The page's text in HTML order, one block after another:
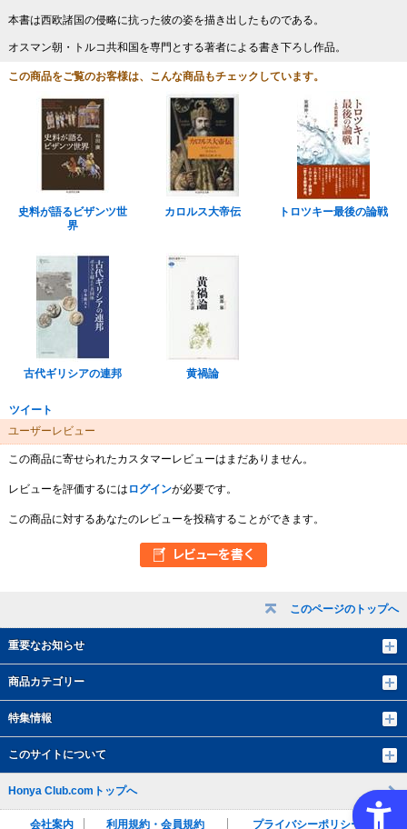
このページのトップへ
重要なお知らせ
商品カテゴリー
特集情報
このサイトについて
本書は西欧諸国の侵略に抗った彼の姿を描き出したものである。
オスマン朝・トルコ共和国を専門とする著者による書き下ろし作品。
この商品をご覧のお客様は、こんな商品もチェックしています。
史料が語るビザンツ世
界
カロルス大帝伝 トロツキー最後の論戦
古代ギリシアの連邦 黄禍論
ツイート
ユーザーレビュー
この商品に寄せられたカスタマーレビューはまだありません。
レビューを評価するには ログインが必要です。
この商品に対するあなたのレビューを投稿することができます。
Honya Club.comトップへ
会社案内 利用規約・会員規約 プライバシーポリシー